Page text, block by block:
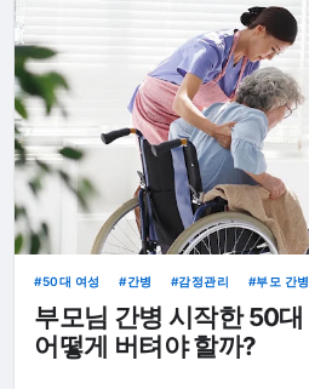
50대 여성 간병 감정관리 부모 간병
부모님 간병 시작한 50
어떻게 버텨야 할까?